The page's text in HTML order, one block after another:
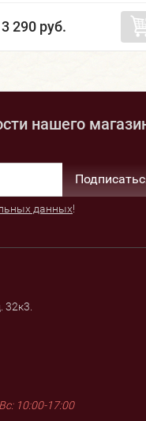
3 290 руб.
нашего
данных!
32к3.
10:00-17:00